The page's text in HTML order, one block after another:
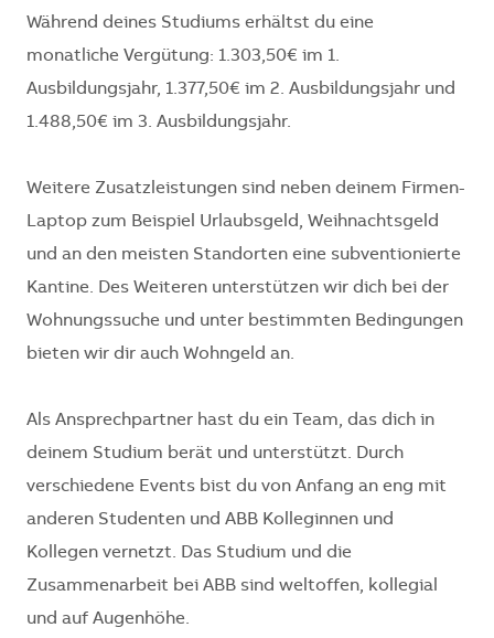
Während deines Studiums erhältst du eine
monatliche Vergütung: 1.303,50€ im 1.
Ausbildungsjahr, 1.377,50€ im 2. Ausbildungsjahr und
1.488,50€ im 3. Ausbildungsjahr.
Weitere Zusatzleistungen sind neben deinem Firmen-
Laptop zum Beispiel Urlaubsgeld, Weihnachtsgeld
und an den meisten Standorten eine subventionierte
Kantine. Des Weiteren unterstützen wir dich bei der
Wohnungssuche und unter bestimmten Bedingungen
bieten wir dir auch Wohngeld an.
Als Ansprechpartner hast du ein Team, das dich in
deinem Studium berät und unterstützt. Durch
verschiedene Events bist du von Anfang an eng mit
anderen Studenten und ABB Kolleginnen und
Kollegen vernetzt. Das Studium und die
Zusammenarbeit bei ABB sind weltoffen, kollegial
und auf Augenhöhe.